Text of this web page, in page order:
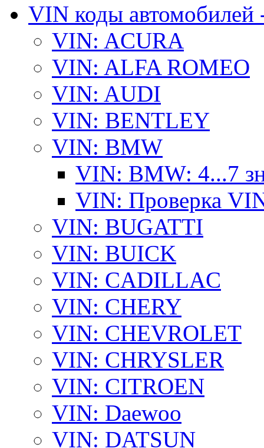
VIN коды автомобилей
VIN: ACURA
VIN: ALFA ROMEO
VIN: AUDI
VIN: BENTLEY
VIN: BMW
VIN: BMW: 4...7
VIN: Проверка
VIN: BUGATTI
VIN: BUICK
VIN: CADILLAC
VIN: CHERY
VIN: CHEVROLET
VIN: CHRYSLER
VIN: CITROEN
VIN: Daewoo
VIN: DATSUN